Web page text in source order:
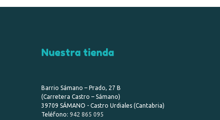
Nuestra tienda
Barrio Sámano – Prado, 27 B
(Carretera Castro – Sámano)
39709 SÁMANO - Castro Urdiales (Cantabria)
Teléfono: 942 865 095